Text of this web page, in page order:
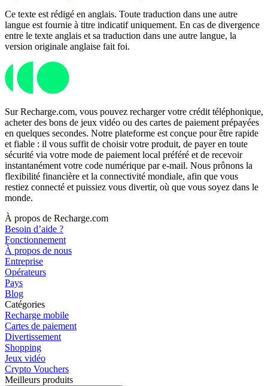
Ce texte est rédigé en anglais. Toute traduction dans une autre
langue est fournie à titre indicatif uniquement. En cas de divergence
entre le texte anglais et sa traduction dans une autre langue, la
version originale anglaise fait foi.
Sur Recharge.com, vous pouvez recharger votre crédit téléphonique,
acheter des bons de jeux vidéo ou des cartes de paiement prépayées
en quelques secondes. Notre plateforme est conçue pour être rapide
et fiable : il vous suffit de choisir votre produit, de payer en toute
sécurité via votre mode de paiement local préféré et de recevoir
instantanément votre code numérique par e-mail. Nous prônons la
flexibilité financière et la connectivité mondiale, afin que vous
restiez connecté et puissiez vous divertir, où que vous soyez dans le
monde.
À propos de Recharge.com
Besoin d’aide ?
Fonctionnement
À propos de nous
Entreprise
Opérateurs
Pays
Blog
Catégories
Recharge mobile
Cartes de paiement
Divertissement
Shopping
Jeux vidéo
Crypto Vouchers
Meilleurs produits